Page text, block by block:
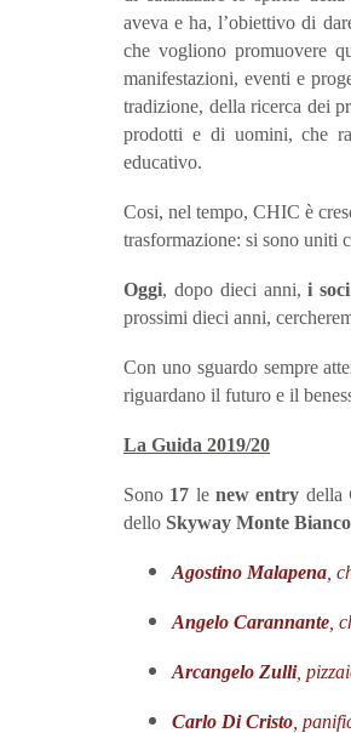
aveva e ha, l’obiettivo di
che vogliono promuovere
manifestazioni, eventi e
tradizione, della ricerca dei
prodotti e di uomini, che
educativo.
Cosi, nel tempo, CHIC è
trasformazione: si sono uniti
Oggi, dopo dieci anni,i
prossimi dieci anni,
Con uno sguardo sempre
riguardano il futuro e il
La Guida 2019/20
Sono 17 le new entry della
dello Skyway Monte Bianco
Agostino Malapena ,
Angelo Carannante ,
Arcangelo Zulli,
Carlo Di Cristo ,